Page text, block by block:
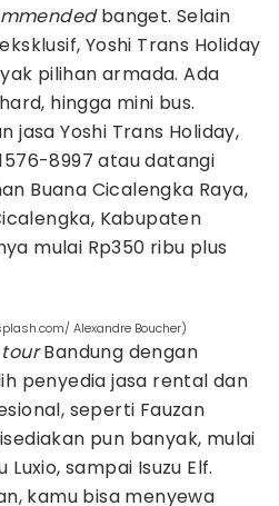
banget. Selain
Yoshi Trans Holiday
pilihan armada. Ada
hingga mini bus.
jasa Yoshi Trans Holiday,
8997 atau datangi
Buana Cicalengka Raya,
Kabupaten
mulai Rp350 ribu plus
Alexandre Boucher)
Bandung dengan
penyedia jasa rental dan
seperti Fauzan
pun banyak, mulai
sampai Isuzu Elf.
kamu bisa menyewa